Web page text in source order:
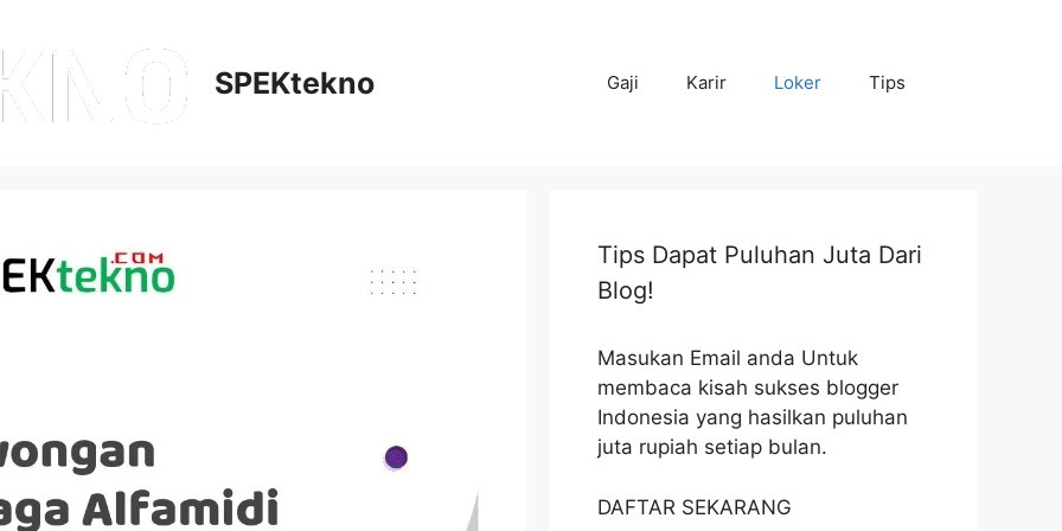
SPEKtekno Gaji Karir Loker Tips
Tips Dapat Puluhan Juta Dari
Blog!
Masukan Email anda Untuk
membaca kisah sukses blogger
Indonesia yang hasilkan puluhan
juta rupiah setiap bulan.
DAFTAR SEKARANG